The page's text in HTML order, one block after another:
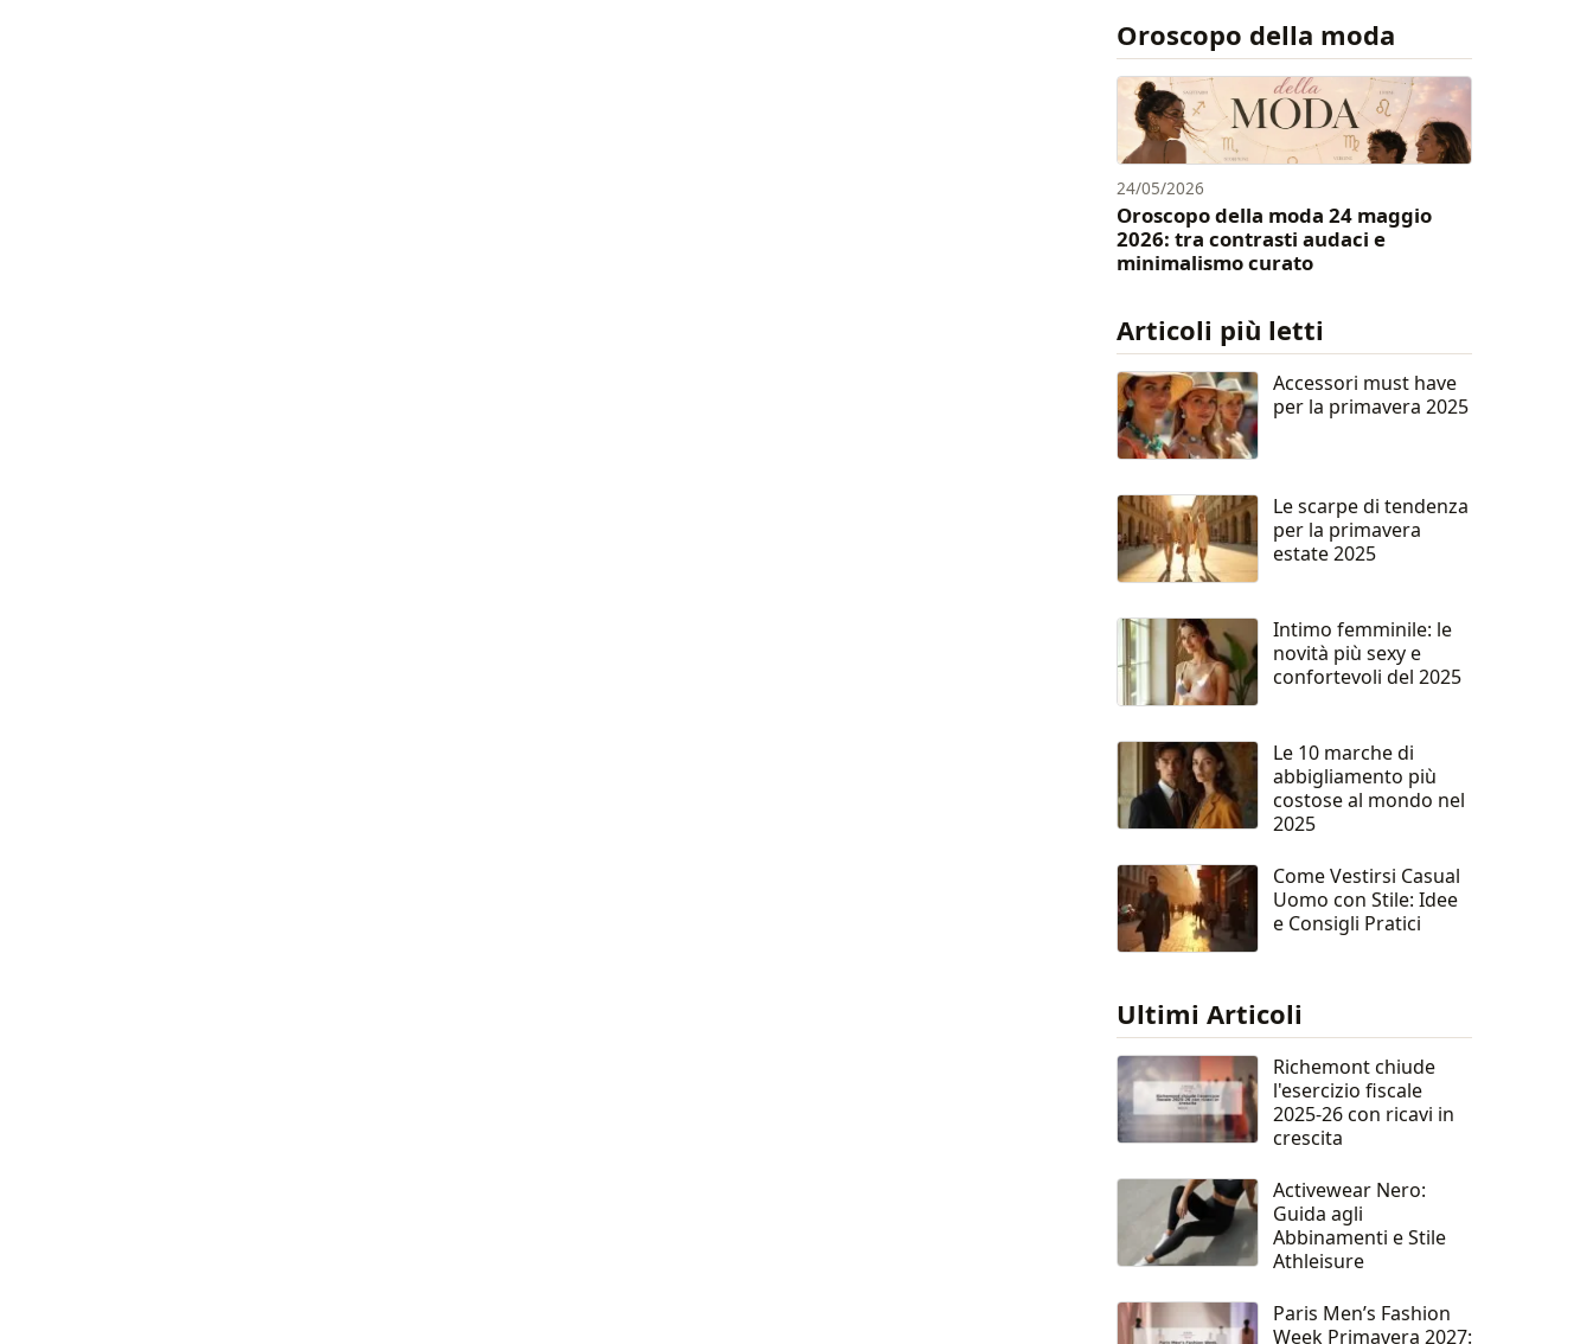
Oroscopo della moda
24/05/2026
Oroscopo della moda 24 maggio
2026: tra contrasti audaci e
minimalismo curato
Articoli più letti
Accessori must have
per la primavera 2025
Le scarpe di tendenza
per la primavera
estate 2025
Intimo femminile: le
novità più sexy e
confortevoli del 2025
Le 10 marche di
abbigliamento più
costose al mondo nel
2025
Come Vestirsi Casual
Uomo con Stile: Idee
e Consigli Pratici
Ultimi Articoli
Richemont chiude
l'esercizio fiscale
2025-26 con ricavi in
crescita
Activewear Nero:
Guida agli
Abbinamenti e Stile
Athleisure
Paris Men’s Fashion
Week Primavera 2027: